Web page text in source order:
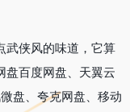
武侠风的味道，它算
盘百度网盘、天翼云
盘、夸克网盘、移动